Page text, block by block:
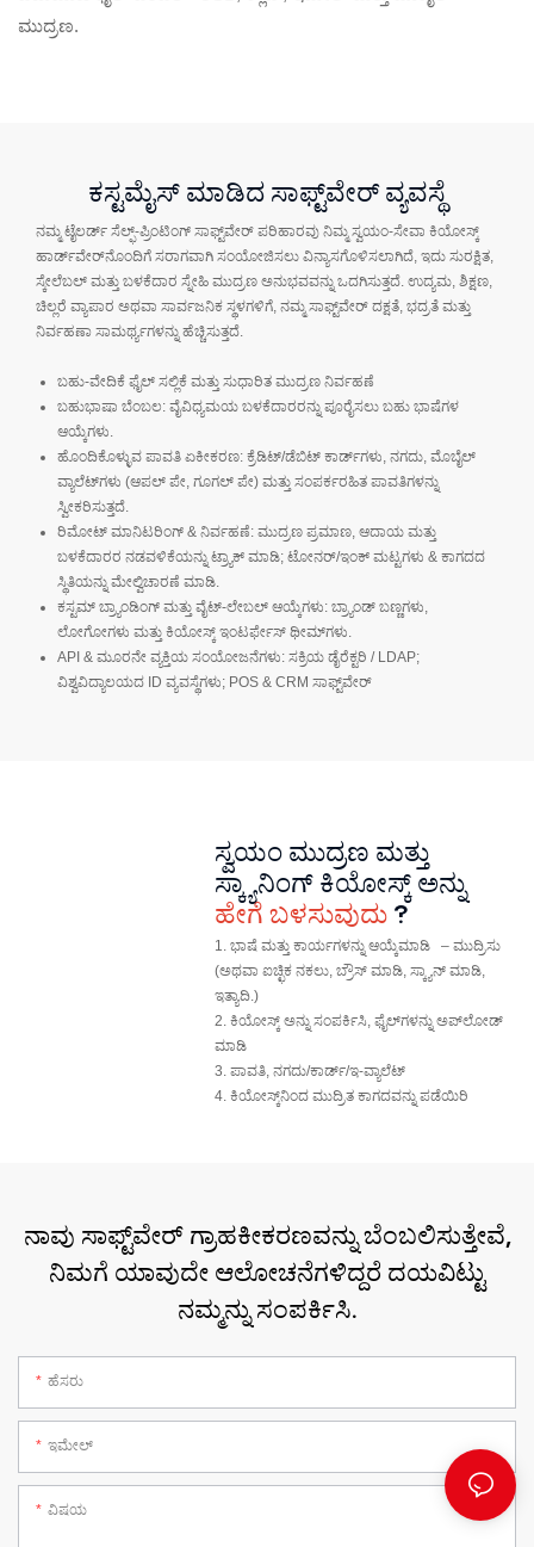
ಮುದ್ರಣ.
ಕಸ್ಟಮೈಸ್ ಮಾಡಿದ ಸಾಫ್ಟ್‌ವೇರ್ ವ್ಯವಸ್ಥೆ
ನಮ್ಮ ಟೈಲರ್ಡ್ ಸೆಲ್ಫ್-ಪ್ರಿಂಟಿಂಗ್ ಸಾಫ್ಟ್‌ವೇರ್ ಪರಿಹಾರವು ನಿಮ್ಮ ಸ್ವಯಂ-ಸೇವಾ ಕಿಯೋಸ್ಕ್
ಹಾರ್ಡ್‌ವೇರ್‌ನೊಂದಿಗೆ ಸರಾಗವಾಗಿ ಸಂಯೋಜಿಸಲು ವಿನ್ಯಾಸಗೊಳಿಸಲಾಗಿದೆ, ಇದು ಸುರಕ್ಷಿತ,
ಸ್ಕೇಲೆಬಲ್ ಮತ್ತು ಬಳಕೆದಾರ ಸ್ನೇಹಿ ಮುದ್ರಣ ಅನುಭವವನ್ನು ಒದಗಿಸುತ್ತದೆ. ಉದ್ಯಮ, ಶಿಕ್ಷಣ,
ಚಿಲ್ಲರೆ ವ್ಯಾಪಾರ ಅಥವಾ ಸಾರ್ವಜನಿಕ ಸ್ಥಳಗಳಿಗೆ, ನಮ್ಮ ಸಾಫ್ಟ್‌ವೇರ್ ದಕ್ಷತೆ, ಭದ್ರತೆ ಮತ್ತು
ನಿರ್ವಹಣಾ ಸಾಮರ್ಥ್ಯಗಳನ್ನು ಹೆಚ್ಚಿಸುತ್ತದೆ.
ಬಹು-ವೇದಿಕೆ ಫೈಲ್ ಸಲ್ಲಿಕೆ ಮತ್ತು ಸುಧಾರಿತ ಮುದ್ರಣ ನಿರ್ವಹಣೆ
ಬಹುಭಾಷಾ ಬೆಂಬಲ: ವೈವಿಧ್ಯಮಯ ಬಳಕೆದಾರರನ್ನು ಪೂರೈಸಲು ಬಹು ಭಾಷೆಗಳ
ಆಯ್ಕೆಗಳು.
ಹೊಂದಿಕೊಳ್ಳುವ ಪಾವತಿ ಏಕೀಕರಣ: ಕ್ರೆಡಿಟ್/ಡೆಬಿಟ್ ಕಾರ್ಡ್‌ಗಳು, ನಗದು, ಮೊಬೈಲ್
ವ್ಯಾಲೆಟ್‌ಗಳು (ಆಪಲ್ ಪೇ, ಗೂಗಲ್ ಪೇ) ಮತ್ತು ಸಂಪರ್ಕರಹಿತ ಪಾವತಿಗಳನ್ನು
ಸ್ವೀಕರಿಸುತ್ತದೆ.
ರಿಮೋಟ್ ಮಾನಿಟರಿಂಗ್ & ನಿರ್ವಹಣೆ: ಮುದ್ರಣ ಪ್ರಮಾಣ, ಆದಾಯ ಮತ್ತು
ಬಳಕೆದಾರರ ನಡವಳಿಕೆಯನ್ನು ಟ್ರ್ಯಾಕ್ ಮಾಡಿ; ಟೋನರ್/ಇಂಕ್ ಮಟ್ಟಗಳು & ಕಾಗದದ
ಸ್ಥಿತಿಯನ್ನು ಮೇಲ್ವಿಚಾರಣೆ ಮಾಡಿ.
ಕಸ್ಟಮ್ ಬ್ರ್ಯಾಂಡಿಂಗ್ ಮತ್ತು ವೈಟ್-ಲೇಬಲ್ ಆಯ್ಕೆಗಳು: ಬ್ರ್ಯಾಂಡ್ ಬಣ್ಣಗಳು,
ಲೋಗೋಗಳು ಮತ್ತು ಕಿಯೋಸ್ಕ್ ಇಂಟರ್ಫೇಸ್ ಥೀಮ್‌ಗಳು.
API & ಮೂರನೇ ವ್ಯಕ್ತಿಯ ಸಂಯೋಜನೆಗಳು: ಸಕ್ರಿಯ ಡೈರೆಕ್ಟರಿ / LDAP;
ವಿಶ್ವವಿದ್ಯಾಲಯದ ID ವ್ಯವಸ್ಥೆಗಳು; POS & CRM ಸಾಫ್ಟ್‌ವೇರ್
ಸ್ವಯಂ ಮುದ್ರಣ ಮತ್ತು
ಸ್ಕ್ಯಾನಿಂಗ್ ಕಿಯೋಸ್ಕ್ ಅನ್ನು
ಹೇಗೆ ಬಳಸುವುದು ?
1. ಭಾಷೆ ಮತ್ತು ಕಾರ್ಯಗಳನ್ನು ಆಯ್ಕೆಮಾಡಿ – ಮುದ್ರಿಸು
(ಅಥವಾ ಐಚ್ಛಿಕ ನಕಲು, ಬ್ರೌಸ್ ಮಾಡಿ, ಸ್ಕ್ಯಾನ್ ಮಾಡಿ,
ಇತ್ಯಾದಿ.)
2. ಕಿಯೋಸ್ಕ್ ಅನ್ನು ಸಂಪರ್ಕಿಸಿ, ಫೈಲ್‌ಗಳನ್ನು ಅಪ್‌ಲೋಡ್
ಮಾಡಿ
3. ಪಾವತಿ, ನಗದು/ಕಾರ್ಡ್/ಇ-ವ್ಯಾಲೆಟ್
4. ಕಿಯೋಸ್ಕ್‌ನಿಂದ ಮುದ್ರಿತ ಕಾಗದವನ್ನು ಪಡೆಯಿರಿ
ನಾವು ಸಾಫ್ಟ್‌ವೇರ್ ಗ್ರಾಹಕೀಕರಣವನ್ನು ಬೆಂಬಲಿಸುತ್ತೇವೆ,
ನಿಮಗೆ ಯಾವುದೇ ಆಲೋಚನೆಗಳಿದ್ದರೆ ದಯವಿಟ್ಟು
ನಮ್ಮನ್ನು ಸಂಪರ್ಕಿಸಿ.
ಹೆಸರು
ಇಮೇಲ್
ವಿಷಯ